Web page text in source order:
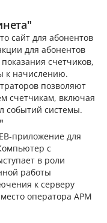
сайт для абонентов
для абонентов
счетчиков,
к начислению.
позволяют
счетчикам, включая
событий системы.
приложение для
с
в роли
работы
к серверу
оператора АРМ